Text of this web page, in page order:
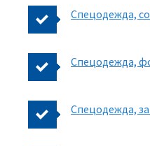
Спецодежда,
Спецодежда,
Спецодежда,